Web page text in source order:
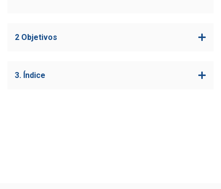
2 Objetivos
3. Índice